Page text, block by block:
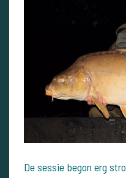
De sessie begon erg